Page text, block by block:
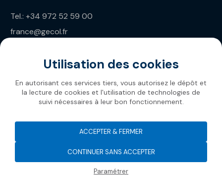
Tel.: +34 972 52 59 00
france@gecol.fr
Gecol 2026
Utilisation des cookies
En autorisant ces services tiers, vous autorisez le dépôt et
la lecture de cookies et l'utilisation de technologies de
suivi nécessaires à leur bon fonctionnement.
CONTINUER SANS ACCEPTER
Paramétrer
ACCEPTER & FERMER